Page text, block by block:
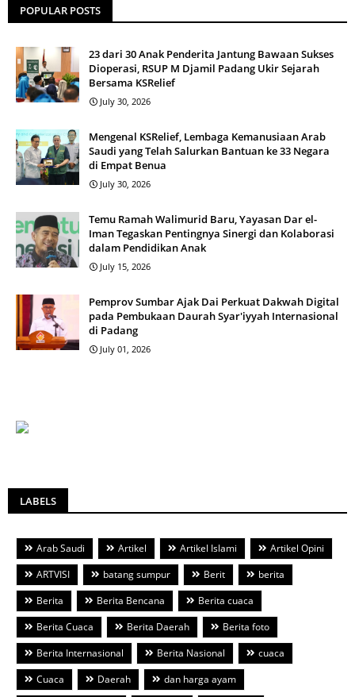
POPULAR POSTS
23 dari 30 Anak Penderita Jantung Bawaan Sukses
Dioperasi, RSUP M Djamil Padang Ukir Sejarah
Bersama KSRelief
July 30, 2026
Mengenal KSRelief, Lembaga Kemanusiaan Arab
Saudi yang Telah Salurkan Bantuan ke 33 Negara
di Empat Benua
July 30, 2026
Temu Ramah Walimurid Baru, Yayasan Dar el-
Iman Tegaskan Pentingnya Sinergi dan Kolaborasi
dalam Pendidikan Anak
July 15, 2026
Pemprov Sumbar Ajak Dai Perkuat Dakwah Digital
pada Pembukaan Daurah Syar'iyyah Internasional
di Padang
July 01, 2026
LABELS
Arab Saudi Artikel Artikel Islami
Artikel Opini
ARTVISI
batang sumpur Berit
berita
Berita
Berita Bencana
Berita cuaca
Berita Cuaca
Berita Daerah
Berita foto
Berita Internasional
Berita Nasional
cuaca
Cuaca
Daerah
dan harga ayam